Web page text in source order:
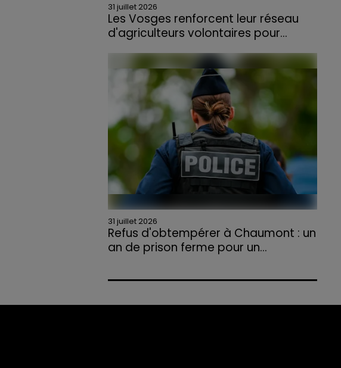
31 juillet 2026
Les Vosges renforcent leur réseau
d'agriculteurs volontaires pour...
départs de feu, la Chambre d'agriculture
des Vosges a lancé un appel aux
agriculteurs volontaires pour venir en aide...
31 juillet 2026
Refus d'obtempérer à Chaumont : un
an de prison ferme pour un...
l'annulation de son permis et la confiscation